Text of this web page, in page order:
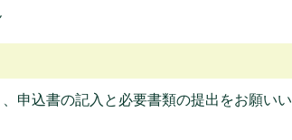
申込書の記入と必要書類の提出をお願いい